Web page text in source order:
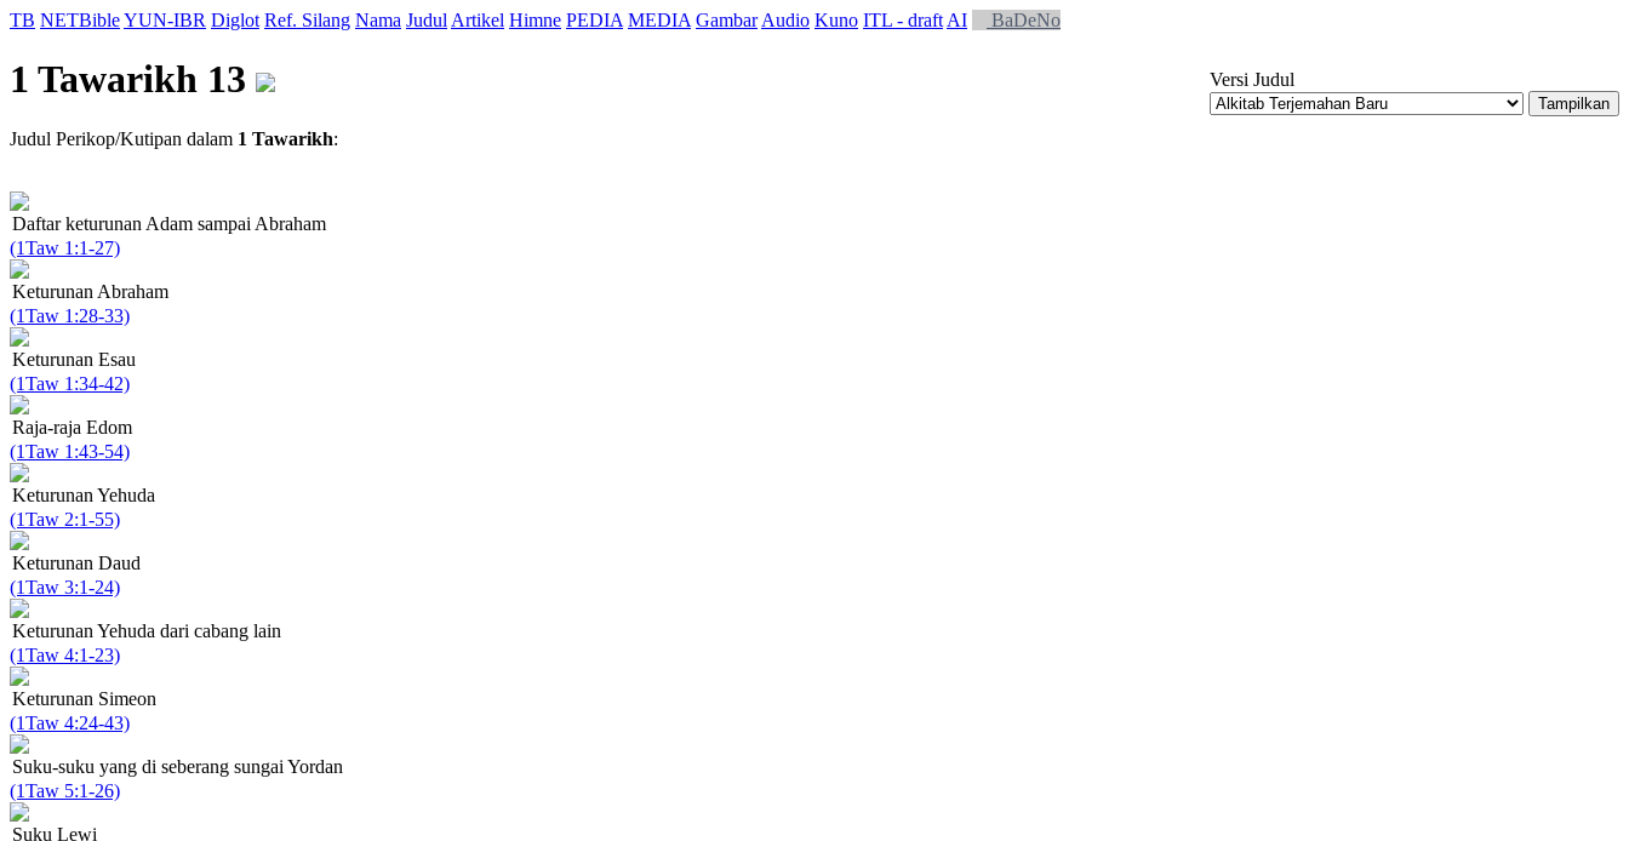
TB NETBibleYUN-IBR Diglot Ref. Silang Nama Judul Artikel Himne PEDIA MEDIA Gambar Audio Kuno ITL - draft AI BaDeNo
Versi Judul
1 Tawarikh 13
Judul Perikop/Kutipan dalam 1 Tawarikh:
Daftar keturunan Adam sampai Abraham
(1Taw 1:1-27)
Keturunan Abraham
(1Taw 1:28-33)
Keturunan Esau
(1Taw 1:34-42)
Raja-raja Edom
(1Taw 1:43-54)
Keturunan Yehuda
(1Taw 2:1-55)
Keturunan Daud
(1Taw 3:1-24)
Keturunan Yehuda dari cabang lain
(1Taw 4:1-23)
Keturunan Simeon
(1Taw 4:24-43)
Suku-suku yang di seberang sungai Yordan
(1Taw 5:1-26)
Suku Lewi